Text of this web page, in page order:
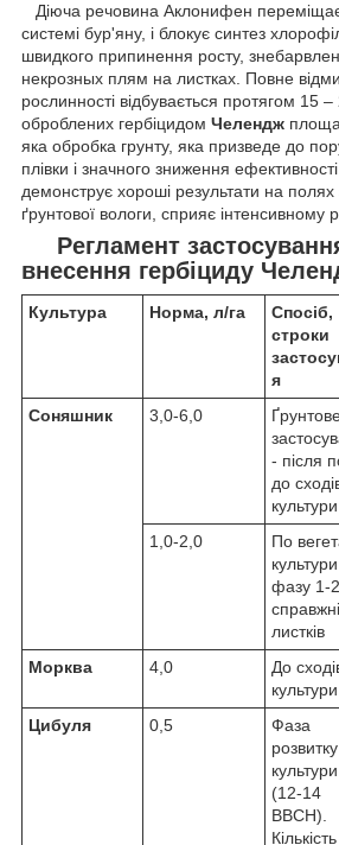
Діюча речовина Аклонифен
системі бур'яну, і блокує синтез
швидкого припинення росту,
некрозных плям на листках. Повне
рослинності відбувається протягом 15
оброблених гербіцидом Челендж
яка обробка грунту, яка призведе до
плівки і значного зниження
демонструє хороші результати на полях
ґрунтової вологи, сприяє інтенсивному
Регламент
внесення гербіциду
Культура Норма, л/га
Спосіб,
строки
я
Соняшник 3,0-6,0
- після
до
культури
1,0-2,0
По
фазу 1-
листків
Морква 4,0
До
культури
Цибуля 0,5
Фаза
розвитку
(12-14
ВВСН).
Кількість